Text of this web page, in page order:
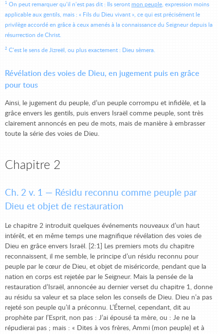
1 On peut remarquer qu’il n’est pas dit : Ils seront mon peuple , expression moins
applicable aux gentils, mais : « Fils du Dieu vivant », ce qui est précisément le
privilège accordé en grâce à ceux amenés à la connaissance du Seigneur depuis la
résurrection de Christ.
2 C’est le sens de Jizreël, ou plus exactement : Dieu sèmera.
Révélation des voies de Dieu, en jugement puis en grâce
pour tous
Ainsi, le jugement du peuple, d’un peuple corrompu et infidèle, et la
grâce envers les gentils, puis envers Israël comme peuple, sont très
clairement annoncés en peu de mots, mais de manière à embrasser
toute la série des voies de Dieu.
Chapitre 2
Ch. 2 v. 1 — Résidu reconnu comme peuple par
Dieu et objet de restauration
Le chapitre 2 introduit quelques événements nouveaux d’un haut
intérêt, et en même temps une magnifique révélation des voies de
Dieu en grâce envers Israël. [2:1] Les premiers mots du chapitre
reconnaissent, il me semble, le principe d’un résidu reconnu pour
peuple par le cœur de Dieu, et objet de miséricorde, pendant que la
nation en corps est rejetée par le Seigneur. Mais la pensée de la
restauration d’Israël, annoncée au dernier verset du chapitre 1, donne
au résidu sa valeur et sa place selon les conseils de Dieu. Dieu n’a pas
rejeté son peuple qu’il a préconnu. L’Éternel, cependant, dit au
prophète par l’Esprit, non pas : J’ai épousé ta mère, ou : Je ne la
répudierai pas ; mais : « Dites à vos frères, Ammi (mon peuple) et à